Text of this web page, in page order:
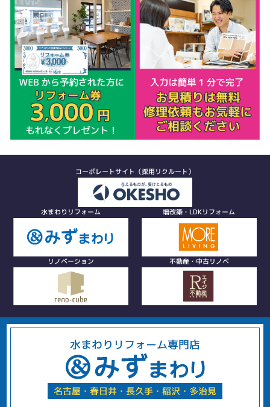
コーポレートサイト（採用リクルート）
水まわりリフォーム 増改築・LDKリフォーム
リノベーション 不動産・中古リノベ
水まわりリフォーム専門店
名古屋・春日井・長久手・稲沢・多治見